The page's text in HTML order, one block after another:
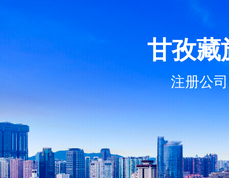
甘孜藏
注册公